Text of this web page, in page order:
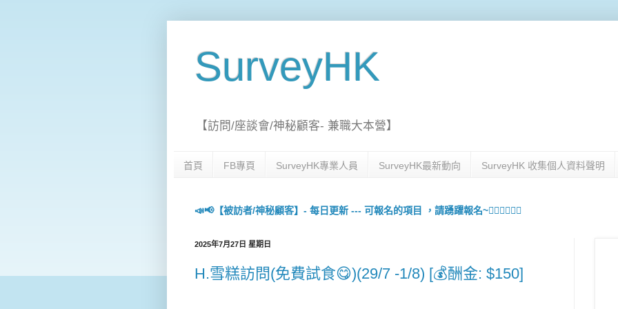
SurveyHK
【訪問/座談會/神秘顧客- 兼職大本營】
首頁 FB專頁 SurveyHK專業人員 SurveyHK最新動向 SurveyHK 收集個人資料聲明
📣📢【被訪者/神秘顧客】- 每日更新 --- 可報名的項目 ，請踴躍報名~🙋🏻‍♀️💇🏻‍♀️
2025年7月27日 星期日
H.雪糕訪問(免費試食😋)(29/7 -1/8) [💰酬金: $150]